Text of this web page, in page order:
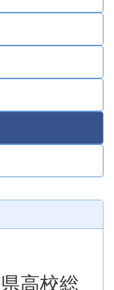
高校総